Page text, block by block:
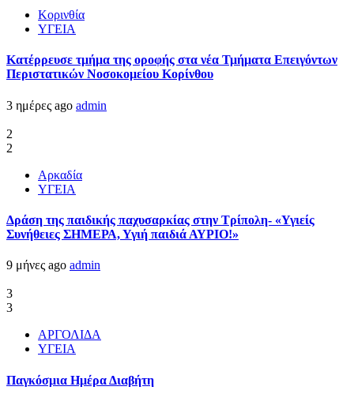
Κορινθία
ΥΓΕΙΑ
Kατέρρευσε τμήμα της οροφής στα νέα Τμήματα Επειγόντων
Περιστατικών Νοσοκομείου Κορίνθου
3 ημέρες ago admin
2
2
Αρκαδία
ΥΓΕΙΑ
Δράση της παιδικής παχυσαρκίας στην Τρίπολη- «Υγιείς
Συνήθειες ΣΗΜΕΡΑ, Υγιή παιδιά ΑΥΡΙΟ!»
9 μήνες ago admin
3
3
ΑΡΓΟΛΙΔΑ
ΥΓΕΙΑ
Παγκόσμια Ημέρα Διαβήτη